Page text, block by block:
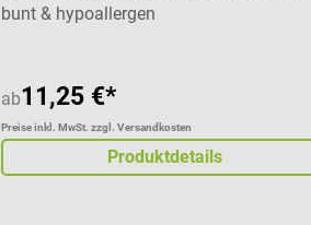
bunt & hypoallergen
ab11,25 €*
Preise inkl. MwSt. zzgl. Versandkosten
Produktdetails